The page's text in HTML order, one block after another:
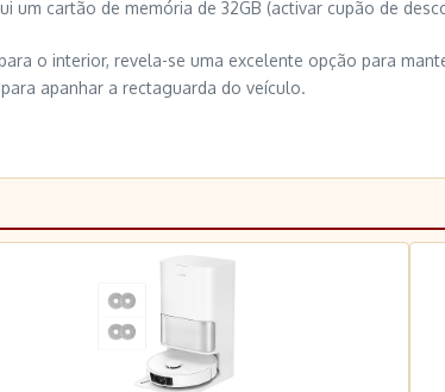
um cartão de memória de 32GB (activar cupão de
o interior, revela-se uma excelente opção para
apanhar a rectaguarda do veículo.